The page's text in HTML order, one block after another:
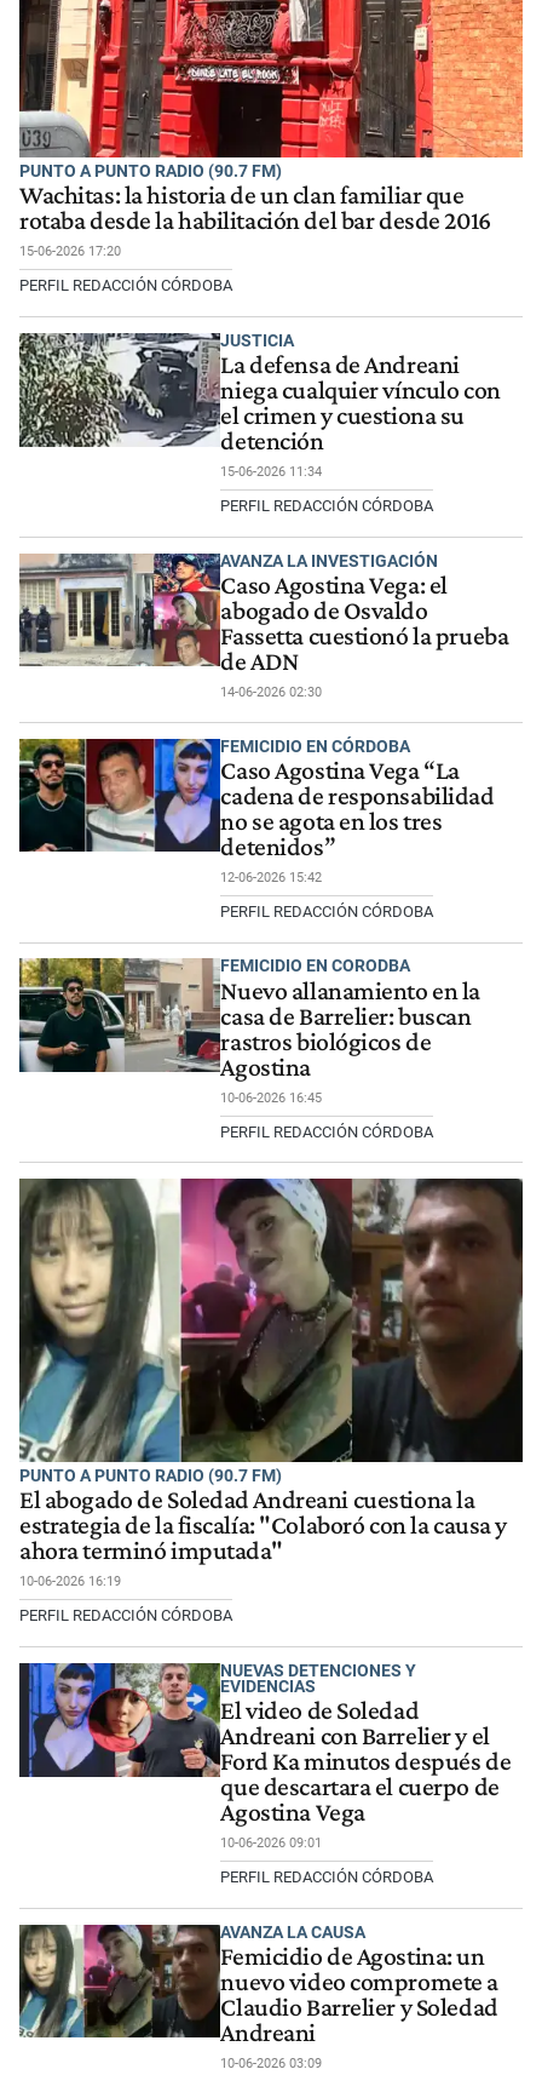
PUNTO A PUNTO RADIO (90.7 FM)
Wachitas: la historia de un clan familiar que
rotaba desde la habilitación del bar desde 2016
15-06-2026 17:20
PERFIL REDACCIÓN CÓRDOBA
JUSTICIA
La defensa de Andreani
niega cualquier vínculo con
el crimen y cuestiona su
detención
15-06-2026 11:34
PERFIL REDACCIÓN CÓRDOBA
AVANZA LA INVESTIGACIÓN
Caso Agostina Vega: el
abogado de Osvaldo
Fassetta cuestionó la prueba
de ADN
14-06-2026 02:30
FEMICIDIO EN CÓRDOBA
Caso Agostina Vega “La
cadena de responsabilidad
no se agota en los tres
detenidos”
12-06-2026 15:42
PERFIL REDACCIÓN CÓRDOBA
FEMICIDIO EN CORODBA
Nuevo allanamiento en la
casa de Barrelier: buscan
rastros biológicos de
Agostina
10-06-2026 16:45
PERFIL REDACCIÓN CÓRDOBA
PUNTO A PUNTO RADIO (90.7 FM)
El abogado de Soledad Andreani cuestiona la
estrategia de la fiscalía: "Colaboró con la causa y
ahora terminó imputada"
10-06-2026 16:19
PERFIL REDACCIÓN CÓRDOBA
NUEVAS DETENCIONES Y
EVIDENCIAS
El video de Soledad
Andreani con Barrelier y el
Ford Ka minutos después de
que descartara el cuerpo de
Agostina Vega
10-06-2026 09:01
PERFIL REDACCIÓN CÓRDOBA
AVANZA LA CAUSA
Femicidio de Agostina: un
nuevo video compromete a
Claudio Barrelier y Soledad
Andreani
10-06-2026 03:09